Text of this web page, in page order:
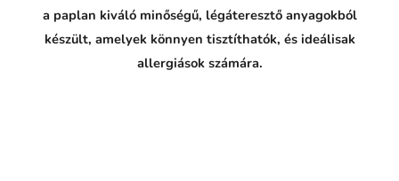
a paplan kiváló minőségű, légáteresztő anyagokból
készült, amelyek könnyen tisztíthatók, és ideálisak
allergiások számára.